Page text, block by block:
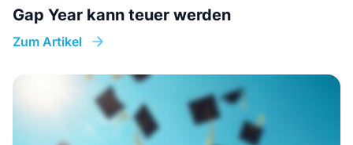
Gap Year kann teuer werden
Zum Artikel